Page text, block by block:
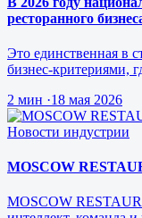
ресторанного
Это единственная в
бизнес-критериями,
2 мин ·18 мая 2026
Новости индустрии
MOSCOW
MOSCOW